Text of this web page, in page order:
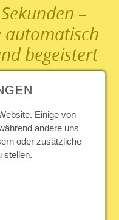
–
automatisch
begeistert
schnell und
aufbereitet
verschafft
einen
oder Schulung –
Einige von
andere uns
oder zusätzliche
stellen.